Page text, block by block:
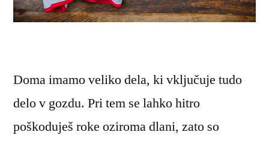
Doma imamo veliko dela, ki vključuje tudo
delo v gozdu. Pri tem se lahko hitro
poškoduješ roke oziroma dlani, zato so